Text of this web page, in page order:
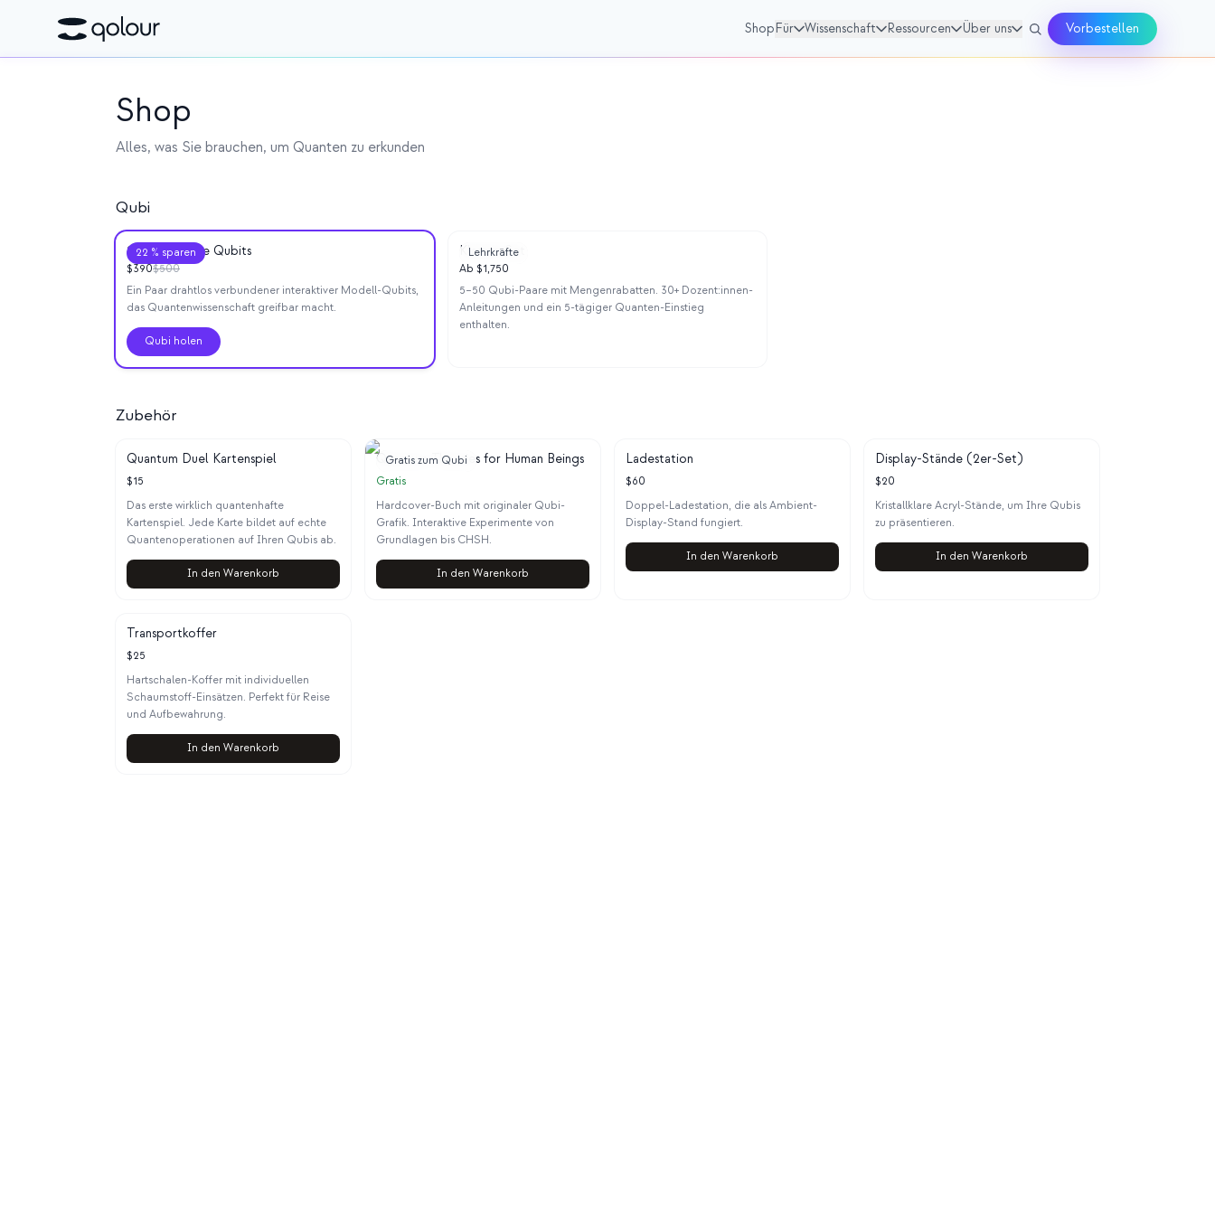
Shop Für Wissenschaft Ressourcen Über uns Vorbestellen
Shop
Alles, was Sie brauchen, um Quanten zu erkunden
Qubi
22 % sparen
2 verschränkte Qubits
$390$500
Ein Paar drahtlos verbundener interaktiver Modell-Qubits,
das Quantenwissenschaft greifbar macht.
Qubi holen
Lehrkräfte
Klassen-Set
Ab $1,750
5–50 Qubi-Paare mit Mengenrabatten. 30+ Dozent:innen-
Anleitungen und ein 5-tägiger Quanten-Einstieg
enthalten.
Zubehör
Quantum Duel Kartenspiel
$15
Das erste wirklich quantenhafte
Kartenspiel. Jede Karte bildet auf echte
Quantenoperationen auf Ihren Qubis ab.
In den Warenkorb
Gratis zum Qubi
Quantum Theories for Human Beings
Gratis
Hardcover-Buch mit originaler Qubi-
Grafik. Interaktive Experimente von
Grundlagen bis CHSH.
In den Warenkorb
Ladestation
$60
Doppel-Ladestation, die als Ambient-
Display-Stand fungiert.
In den Warenkorb
Display-Stände (2er-Set)
$20
Kristallklare Acryl-Stände, um Ihre Qubis
zu präsentieren.
In den Warenkorb
Transportkoffer
$25
Hartschalen-Koffer mit individuellen
Schaumstoff-Einsätzen. Perfekt für Reise
und Aufbewahrung.
In den Warenkorb